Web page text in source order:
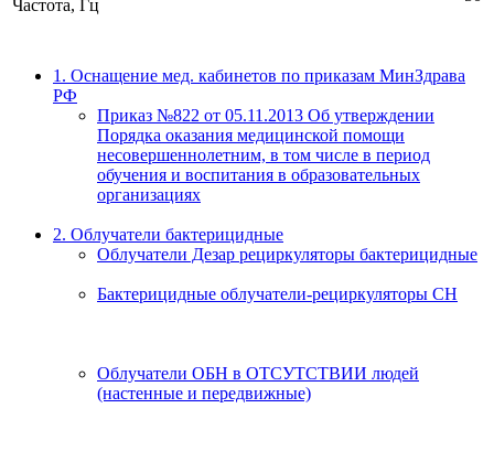
Частота, Гц
1. Оснащение мед. кабинетов по приказам МинЗдрава
РФ
Приказ №822 от 05.11.2013 Об утверждении
Порядка оказания медицинской помощи
несовершеннолетним, в том числе в период
обучения и воспитания в образовательных
организациях
2. Облучатели бактерицидные
Облучатели Дезар рециркуляторы бактерицидные
Бактерицидные облучатели-рециркуляторы СН
Облучатели ОБН в ОТСУТСТВИИ людей
(настенные и передвижные)